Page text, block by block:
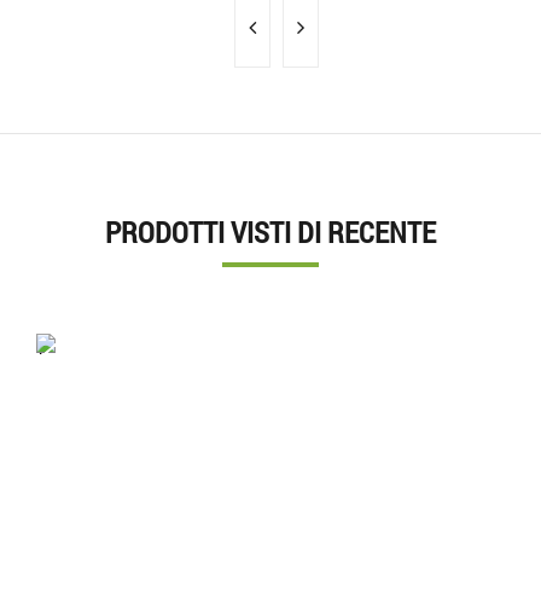
PRODOTTI VISTI DI RECENTE
'.'